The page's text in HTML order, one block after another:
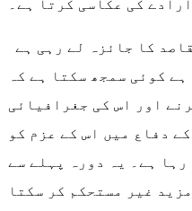
کوئی سمجھ سکتا ہے کہ
اور اس کی جغرافیائی
دفاع میں اس کے عزم کو
ہے۔ یہ دورہ پہلے سے
غیر مستحکم کر سکتا